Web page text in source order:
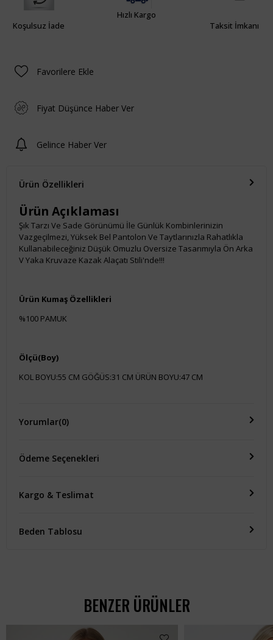
Koşulsuz İade
Hızlı Kargo
Taksit İmkanı
Favorilere Ekle
Fiyat Düşünce Haber Ver
Gelince Haber Ver
Ürün Özellikleri
Ürün Açıklaması
Şık Tarzı Ve Sade Görünümü İle Günlük Kombinlerinizin
Vazgeçilmezi, Yüksek Bel Pantolon Ve Taytlarınızla Rahatlıkla
Kullanabileceğiniz Düşük Omuzlu Oversize Tasarımıyla Ön Arka
V Yaka Kruvaze Kazak Alaçatı Stili'nde!!!
Ürün Kumaş Özellikleri
%100 PAMUK
Ölçü(Boy)
KOL BOYU:55 CM GÖĞÜS:31 CM ÜRÜN BOYU:47 CM
Yorumlar(0)
Ödeme Seçenekleri
Kargo & Teslimat
Beden Tablosu
BENZER ÜRÜNLER